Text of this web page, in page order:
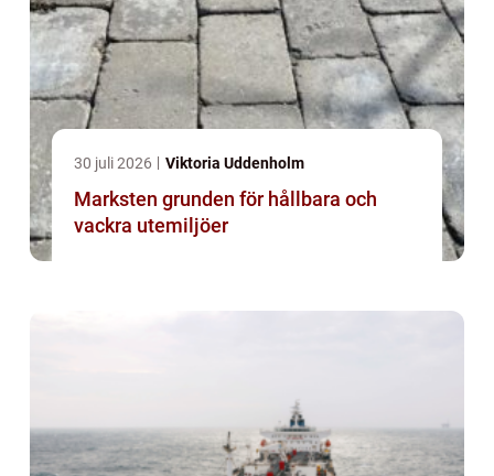
30 juli 2026 Viktoria Uddenholm
Marksten grunden för hållbara och
vackra utemiljöer